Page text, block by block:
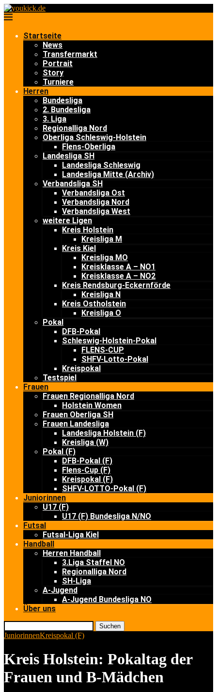
Startseite
News
Transfermarkt
Portrait
Story
Turniere
Herren
Bundesliga
2. Bundesliga
3. Liga
Regionalliga Nord
Oberliga Schleswig-Holstein
Flens-Oberliga
Landesliga SH
Landesliga Schleswig
Landesliga Mitte (Archiv)
Verbandsliga SH
Verbandsliga Ost
Verbandsliga Nord
Verbandsliga West
weitere Ligen
Kreis Holstein
Kreisliga M
Kreis Kiel
Kreisliga MO
Kreisklasse A – NO1
Kreisklasse A – NO2
Kreis Rendsburg-Eckernförde
Kreisliga N
Kreis Ostholstein
Kreisliga O
Pokal
DFB-Pokal
Schleswig-Holstein-Pokal
FLENS-CUP
SHFV-Lotto-Pokal
Kreispokal
Testspiel
Frauen
Frauen Regionalliga Nord
Holstein Women
Frauen Oberliga SH
Frauen Landesliga
Landesliga Holstein (F)
Kreisliga (W)
Pokal (F)
DFB-Pokal (F)
Flens-Cup (F)
Kreispokal (F)
SHFV-LOTTO-Pokal (F)
Juniorinnen
U17 (F)
U17 (F) Bundesliga N/NO
Futsal
Futsal-Liga Kiel
Handball
Herren Handball
3.Liga Staffel NO
Regionalliga Nord
SH-Liga
A-Jugend
A-Jugend Bundesliga NO
Über uns
Suchen
JuniorinnenKreispokal (F)
Kreis Holstein: Pokaltag der
Frauen und B-Mädchen